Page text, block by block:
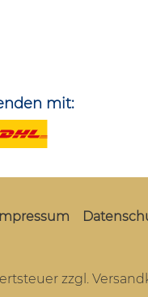
mit:
Impressum
zzgl.